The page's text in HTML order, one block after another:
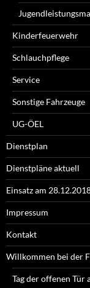
Kinderfeuerwehr
Schlauchpflege
Service
Sonstige Fahrzeuge
UG-ÖEL
Dienstplan
Dienstpläne aktuell
Einsatz am
Impressum
Kontakt
Willkommen bei der
Tag der offenen Tür